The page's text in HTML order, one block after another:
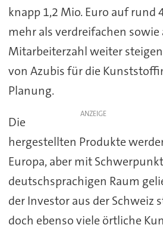
knapp 1,2 Mio. Euro auf rund
mehr als verdreifachen sowie
Mitarbeiterzahl weiter
von Azubis für die
Planung.
ANZEIGE
Die
hergestellten Produkte
Europa, aber mit
deutschsprachigen Raum
der Investor aus der Schweiz
doch ebenso viele örtliche